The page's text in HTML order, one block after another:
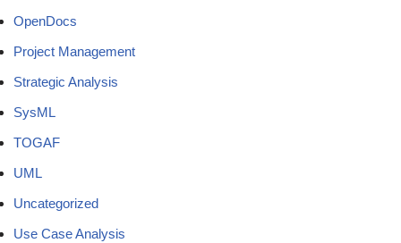
OpenDocs
Project Management
Strategic Analysis
SysML
TOGAF
UML
Uncategorized
Use Case Analysis